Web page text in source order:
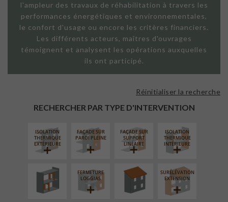
l'ampleur des travaux de réhabilitation à travers les
performances énergétiques et environnementales,
le confort d'usage ou encore les critères financiers.
Les différents acteurs, maîtres d'ouvrages
témoignent et analysent les opérations auxquelles
ils ont participé.
RECHERCHER PAR TYPE D'INTERVENTION
Réinitialiser la recherche
ISOLATION
THERMIQUE
EXTÉRIEURE
FAÇADE SUR
PAROI PLEINE
FAÇADE SUR
SUPPORT
LINÉAIRE
ISOLATION
THERMIQUE
INTÉRIEURE
RÉAMÉNAGEMENT
INTÉRIEUR
FERMETURE
LOGGIAS
RÉFECTION DES
TOITURES
SURÉLÉVATION
EXTENSION
PROCÉDÉ
PARTICULIER